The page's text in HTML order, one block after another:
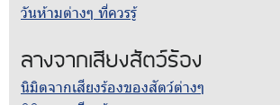
วันห้ามต่างๆ ที่ควรรู้
ลางจากเสียงสัตว์ร้อง
นิมิตจากเสียงร้องของสัตว์ต่างๆ